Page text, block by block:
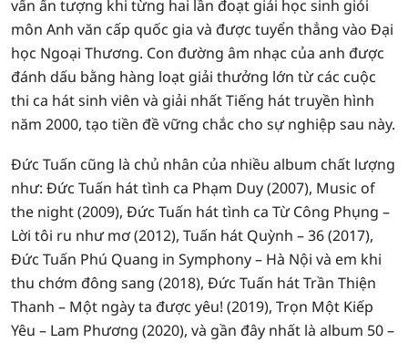
vấn ấn tượng khi từng hai lần đoạt giải học sinh giỏi
môn Anh văn cấp quốc gia và được tuyển thẳng vào Đại
học Ngoại Thương. Con đường âm nhạc của anh được
đánh dấu bằng hàng loạt giải thưởng lớn từ các cuộc
thi ca hát sinh viên và giải nhất Tiếng hát truyền hình
năm 2000, tạo tiền đề vững chắc cho sự nghiệp sau này.
Đức Tuấn cũng là chủ nhân của nhiều album chất lượng
như: Đức Tuấn hát tình ca Phạm Duy (2007), Music of
the night (2009), Đức Tuấn hát tình ca Từ Công Phụng –
Lời tôi ru như mơ (2012), Tuấn hát Quỳnh – 36 (2017),
Đức Tuấn Phú Quang in Symphony – Hà Nội và em khi
thu chớm đông sang (2018), Đức Tuấn hát Trần Thiện
Thanh – Một ngày ta được yêu! (2019), Trọn Một Kiếp
Yêu – Lam Phương (2020), và gần đây nhất là album 50 –